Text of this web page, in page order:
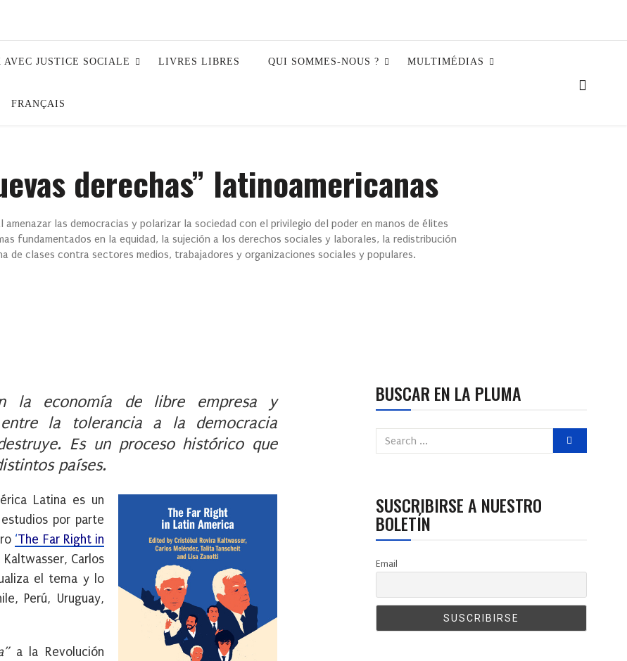
AVEC JUSTICE SOCIALE LIVRES LIBRES QUI SOMMES-NOUS ? MULTIMÉDIAS
FRANÇAIS
derechas” latinoamericanas
las democracias y polarizar la sociedad con el privilegio del poder en manos de élites
fundamentados en la equidad, la sujeción a los derechos sociales y laborales, la redistribución
de clases contra sectores medios, trabajadores y organizaciones sociales y populares.
la economía de libre empresa y
la tolerancia a la democracia
Es un proceso histórico que
países.
Latina es un
por parte
‘The Far Right in
Carlos
el tema y lo
Perú, Uruguay,
a la Revolución
BUSCAR EN LA PLUMA
SUSCRIBIRSE A NUESTRO
BOLETÍN
Email